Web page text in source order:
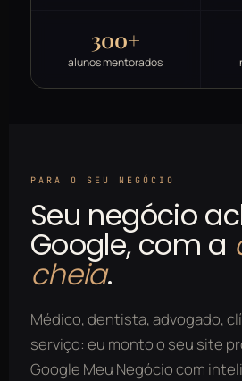
300+
alunos mentorados
PARA O SEU NEGÓCIO
Seu negócio
Google, com a
cheia.
Médico, dentista, advogado,
serviço: eu monto o seu site
Google Meu Negócio com